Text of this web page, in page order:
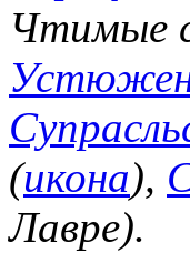
Чтимые
(икона),
Лавре).